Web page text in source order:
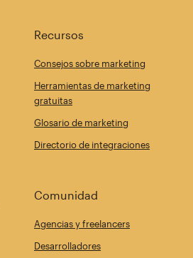
Recursos
Consejos sobre marketing
Herramientas de marketing
gratuitas
Glosario de marketing
Directorio de integraciones
Comunidad
Agencias y freelancers
Desarrolladores